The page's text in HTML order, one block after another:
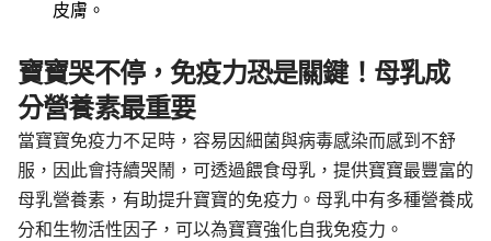
皮膚。
寶寶哭不停，免疫力恐是關鍵！母乳成
分營養素最重要
當寶寶免疫力不足時，容易因細菌與病毒感染而感到不舒
服，因此會持續哭鬧，可透過餵食母乳，提供寶寶最豐富的
母乳營養素，有助提升寶寶的免疫力。母乳中有多種營養成
分和生物活性因子，可以為寶寶強化自我免疫力。